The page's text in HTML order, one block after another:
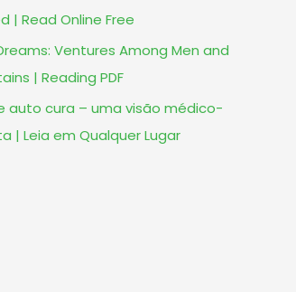
| Read Online Free
Ventures Among Men and
| Reading PDF
auto cura – uma visão médico-
| Leia em Qualquer Lugar